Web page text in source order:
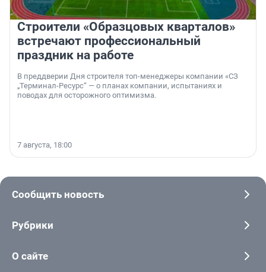
Строители «Образцовых кварталов»
встречают профессиональный
праздник на работе
В преддверии Дня строителя топ-менеджеры компании «СЗ
„Терминал-Ресурс“ — о планах компании, испытаниях и
поводах для осторожного оптимизма.
7 августа, 18:00
Сообщить новость
Рубрики
О сайте